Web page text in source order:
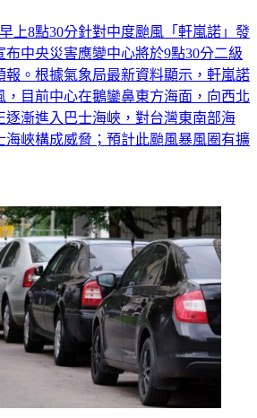
上8點30分針對中度颱風「軒嵐諾」發
中央災害應變中心將於9點30分二級
報。根據氣象局最新資料顯示，軒嵐諾
，目前中心在鵝鑾鼻東方海面，向西北
逐漸進入巴士海峽，對台灣東南部海
海峽構成威脅；預計此颱風暴風圈有擴